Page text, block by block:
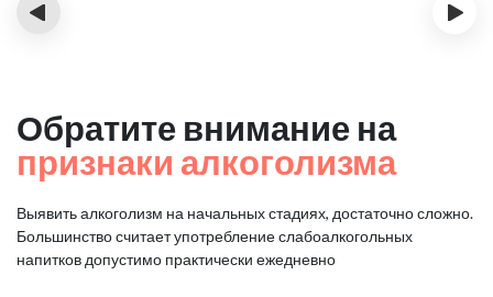
‹ ›
Обратите внимание на
признаки алкоголизма
Выявить алкоголизм на начальных стадиях, достаточно сложно.
Большинство считает употребление слабоалкогольных
напитков допустимо практически ежедневно